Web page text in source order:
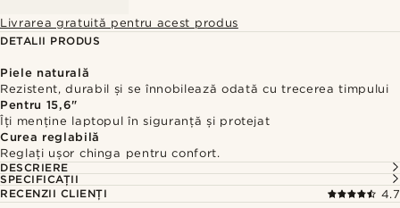
Livrarea gratuită pentru acest produs
DETALII PRODUS
Piele naturală
Rezistent, durabil și se înnobilează odată cu trecerea timpului
Pentru 15,6"
Îți menține laptopul în siguranță și protejat
Curea reglabilă
Reglați ușor chinga pentru confort.
DESCRIERE
SPECIFICAȚII
RECENZII CLIENȚI
4.7